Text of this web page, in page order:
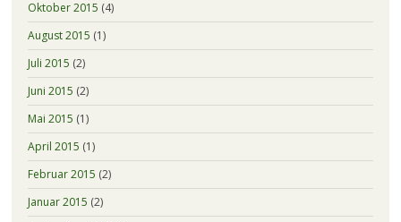
Oktober 2015 (4)
August 2015 (1)
Juli 2015 (2)
Juni 2015 (2)
Mai 2015 (1)
April 2015 (1)
Februar 2015 (2)
Januar 2015 (2)